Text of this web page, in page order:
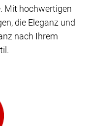
Mit hochwertigen
die Eleganz und
nach Ihrem